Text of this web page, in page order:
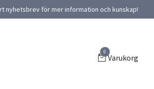
nyhetsbrev för mer information och kunskap!
0
Varukorg